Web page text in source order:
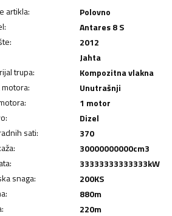
artikla:
Polovno
:
Antares 8 S
:
2012
Jahta
trupa:
Kompozitna vlakna
motora:
Unutrašnji
:
1 motor
:
Dizel
sati:
370
: 30000000000cm3
: 33333333333333kW
snaga: 200KS
: 880m
: 220m